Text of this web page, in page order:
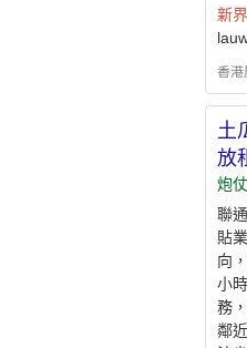
新界
香港
土
放
炮
聯
貼
向
小
務
鄰